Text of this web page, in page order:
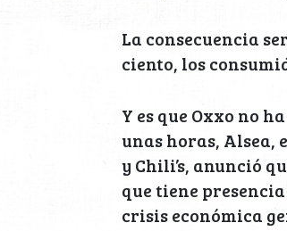
La consecuencia
ciento, los
Y es que Oxxo no
unas horas, Alsea,
y Chili’s, anunció
que tiene
crisis económica